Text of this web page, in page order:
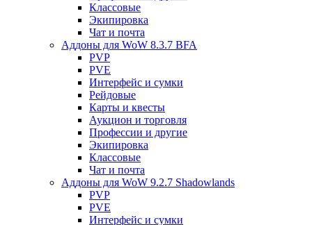
Классовые
Экипировка
Чат и почта
Аддоны для WoW 8.3.7 BFA
PVP
PVE
Интерфейс и сумки
Рейдовые
Карты и квесты
Аукцион и торговля
Профессии и другие
Экипировка
Классовые
Чат и почта
Аддоны для WoW 9.2.7 Shadowlands
PVP
PVE
Интерфейс и сумки